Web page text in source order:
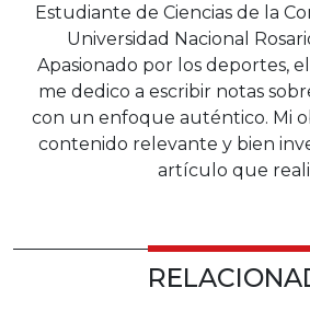
Estudiante de Ciencias de la
Universidad Nacional
Apasionado por los deportes,
me dedico a escribir notas
con un enfoque auténtico. Mi
contenido relevante y bien
artículo que